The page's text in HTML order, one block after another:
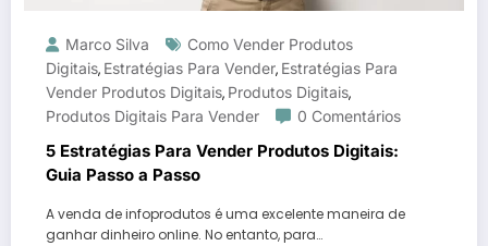
Marco Silva
Como Vender Produtos
Digitais, Estratégias Para Vender, Estratégias Para
Vender Produtos Digitais, Produtos Digitais,
Produtos Digitais Para Vender
0 Comentários
5 Estratégias Para Vender Produtos Digitais:
Guia Passo a Passo
A venda de infoprodutos é uma excelente maneira de
ganhar dinheiro online. No entanto, para…